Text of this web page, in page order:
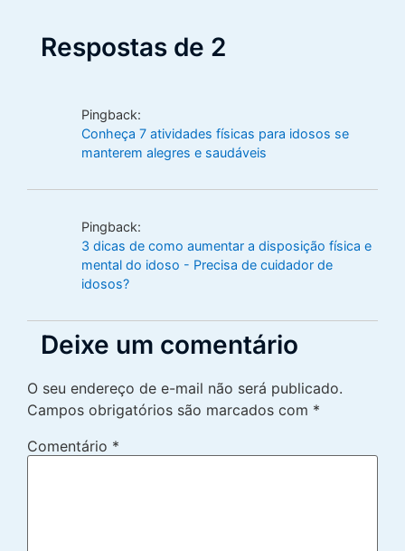
Respostas de 2
Pingback:
Conheça 7 atividades físicas para idosos se
manterem alegres e saudáveis
Pingback:
3 dicas de como aumentar a disposição física e
mental do idoso - Precisa de cuidador de
idosos?
Deixe um comentário
O seu endereço de e-mail não será publicado.
Campos obrigatórios são marcados com *
Comentário *